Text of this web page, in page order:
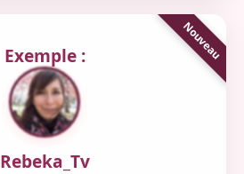
Exemple :
Rebeka_Tv